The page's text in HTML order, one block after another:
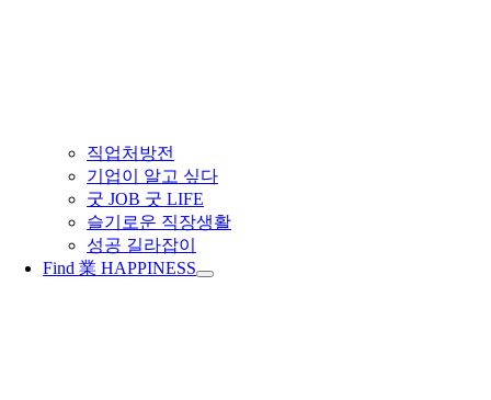
직업처방전
기업이 알고 싶다
굿 JOB 굿 LIFE
슬기로운 직장생활
성공 길라잡이
Find 業 HAPPINESS